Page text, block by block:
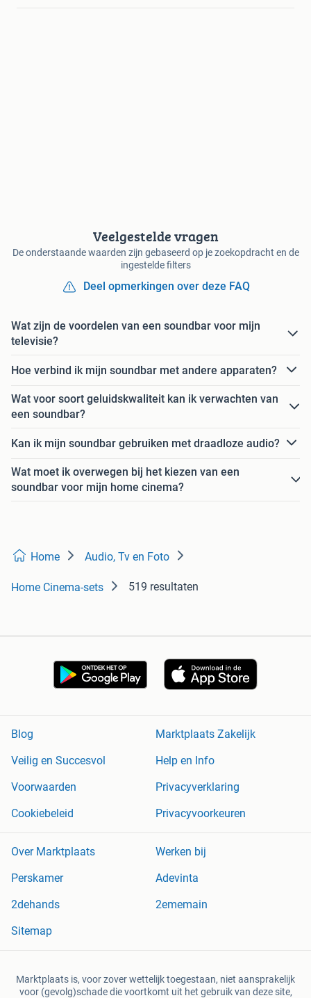
Veelgestelde vragen
De onderstaande waarden zijn gebaseerd op je zoekopdracht en de
ingestelde filters
Deel opmerkingen over deze FAQ
Wat zijn de voordelen van een soundbar voor mijn
televisie?
Hoe verbind ik mijn soundbar met andere apparaten?
Wat voor soort geluidskwaliteit kan ik verwachten van
een soundbar?
Kan ik mijn soundbar gebruiken met draadloze audio?
Wat moet ik overwegen bij het kiezen van een
soundbar voor mijn home cinema?
Home Audio, Tv en Foto
Home Cinema-sets 519 resultaten
Blog
Marktplaats Zakelijk
Veilig en Succesvol
Help en Info
Voorwaarden
Privacyverklaring
Cookiebeleid
Privacyvoorkeuren
Over Marktplaats
Werken bij
Perskamer
Adevinta
2dehands
2ememain
Sitemap
Marktplaats is, voor zover wettelijk toegestaan, niet aansprakelijk
voor (gevolg)schade die voortkomt uit het gebruik van deze site,